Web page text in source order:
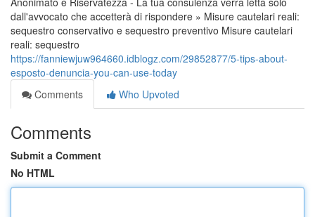
dall'avvocato che accetterà di rispondere » Misure cautelari reali:
sequestro conservativo e sequestro preventivo Misure cautelari
reali: sequestro
https://fanniewjuw964660.idblogz.com/29852877/5-tips-about-
esposto-denuncia-you-can-use-today
Comments
Who Upvoted
Comments
Submit a Comment
No HTML